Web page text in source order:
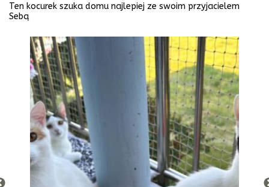
Ten kocurek szuka domu najlepiej ze swoim przyjacielem
Sebą